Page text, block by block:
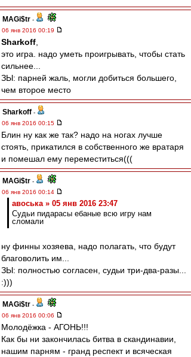
MAGi$tr -
06 янв 2016 00:19
Sharkoff
это игра. надо уметь проигрывать, чтобы стать
сильнее...
ЗЫ: парней жаль, могли добиться большего,
чем второе место
Sharkoff -
06 янв 2016 00:15
Блин ну как же так? надо на ногах лучше
стоять, прикатился в собственного же вратаря
и помешал ему переместиться(((
MAGi$tr -
06 янв 2016 00:14
авоська » 05 янв 2016 23:47
Судьи пидарасы ебаные всю игру нам
сломали
ну финны хозяева, надо полагать, что будут
благоволить им...
ЗЫ: полностью согласен, судьи три-два-разы...
:)))
MAGi$tr -
06 янв 2016 00:06
Молодёжка - АГОНЬ!!!
Как бы ни закончилась битва в скандинавии,
нашим парням - гранд респект и всяческая